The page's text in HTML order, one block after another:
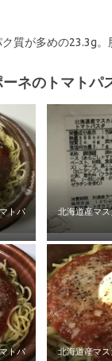
質が多めの23.3g。
ネのトマトパ
トパ
北海道産マ
トパ
北海道産マ